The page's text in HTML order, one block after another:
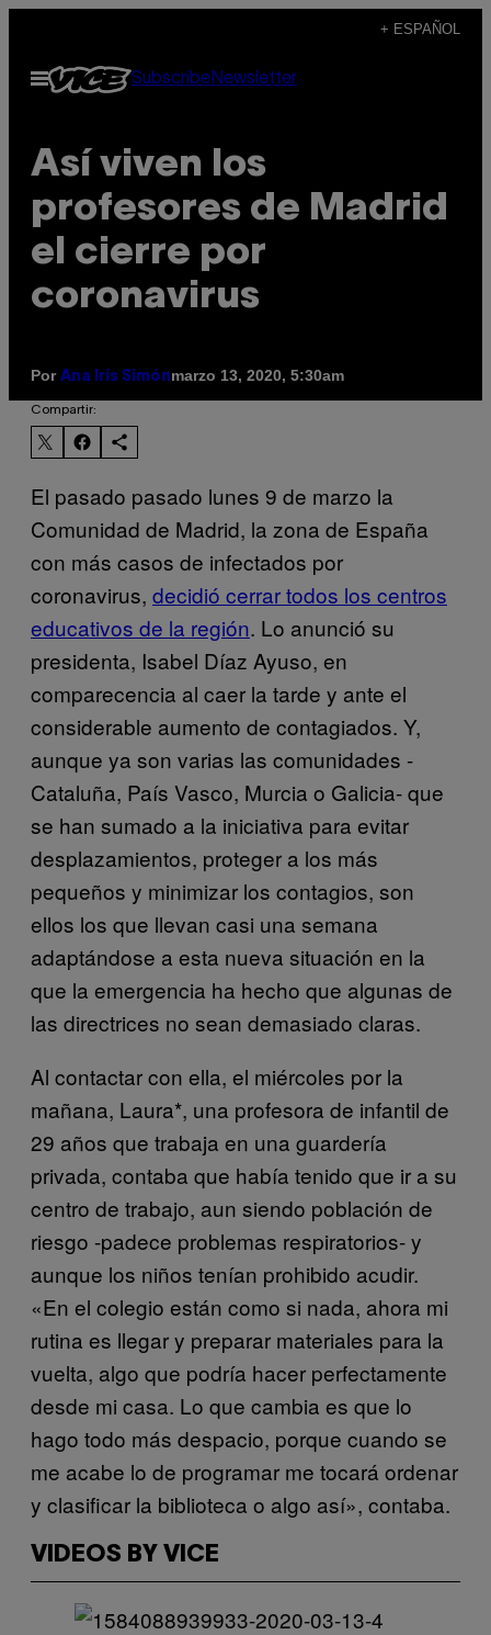
contenido
+ ESPAÑOL
Abrir
Menú
Subscribe Newsletter
Así viven los
profesores de Madrid
el cierre por
coronavirus
Por Ana Iris Simónmarzo 13, 2020, 5:30am
Compartir:
El pasado pasado lunes 9 de marzo la
Comunidad de Madrid, la zona de España
con más casos de infectados por
coronavirus, decidió cerrar todos los centros
educativos de la región. Lo anunció su
presidenta, Isabel Díaz Ayuso, en
comparecencia al caer la tarde y ante el
considerable aumento de contagiados. Y,
aunque ya son varias las comunidades -
Cataluña, País Vasco, Murcia o Galicia- que
se han sumado a la iniciativa para evitar
desplazamientos, proteger a los más
pequeños y minimizar los contagios, son
ellos los que llevan casi una semana
adaptándose a esta nueva situación en la
que la emergencia ha hecho que algunas de
las directrices no sean demasiado claras.
Al contactar con ella, el miércoles por la
mañana, Laura*, una profesora de infantil de
29 años que trabaja en una guardería
privada, contaba que había tenido que ir a su
centro de trabajo, aun siendo población de
riesgo -padece problemas respiratorios- y
aunque los niños tenían prohibido acudir.
«En el colegio están como si nada, ahora mi
rutina es llegar y preparar materiales para la
vuelta, algo que podría hacer perfectamente
desde mi casa. Lo que cambia es que lo
hago todo más despacio, porque cuando se
me acabe lo de programar me tocará ordenar
y clasificar la biblioteca o algo así», contaba.
VIDEOS BY VICE